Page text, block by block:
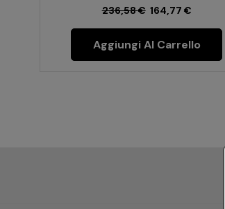
236,58€ 164,77 €
Aggiungi Al Carrello